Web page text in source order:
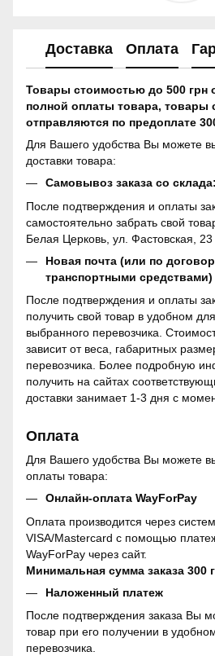
Доставка Оплата
Товары стоимостью до 500 грн
полной оплаты товара, товары
отправляются по предоплате
Для Вашего удобства Вы можете
доставки товара:
Самовывоз заказа со склада:
После подтверждения и оплаты
самостоятельно забрать свой
Белая Церковь, ул. Фастовская, 23
Новая почта (или по
транспортными средствами)
После подтверждения и оплаты
получить свой товар в удобном
выбранного перевозчика.
зависит от веса, габаритных
перевозчика. Более подробную
получить на сайтах
доставки занимает 1-3 дня с
Оплата
Для Вашего удобства Вы можете
оплаты товара:
Онлайн-оплата WayForPay
Оплата производится через
VISA/Mastercard с помощью
WayForPay через сайт.
Минимальная сумма заказа 300
Наложенный платеж
После подтверждения заказа Вы
товар при его получении в
перевозчика.